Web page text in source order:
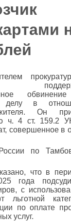
делу в
Он
ч. 4 ст. 159.2
совершенное в
по
что в
года
с
льготной
по оплате
услуг.